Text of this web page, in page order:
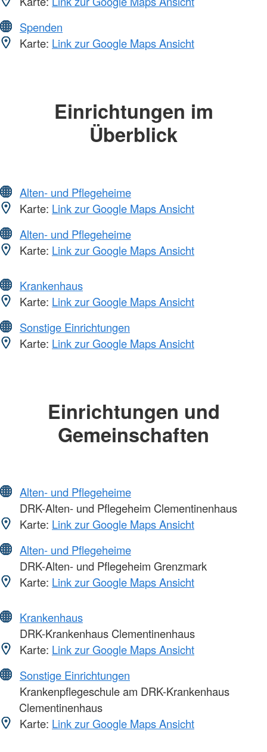
Spenden
Karte: Link zur Google Maps Ansicht
Einrichtungen im
Überblick
Alten- und Pflegeheime
Karte: Link zur Google Maps Ansicht
Alten- und Pflegeheime
Karte: Link zur Google Maps Ansicht
Krankenhaus
Karte: Link zur Google Maps Ansicht
Sonstige Einrichtungen
Karte: Link zur Google Maps Ansicht
Einrichtungen und
Gemeinschaften
Alten- und Pflegeheime
DRK-Alten- und Pflegeheim Clementinenhaus
Karte: Link zur Google Maps Ansicht
Alten- und Pflegeheime
DRK-Alten- und Pflegeheim Grenzmark
Karte: Link zur Google Maps Ansicht
Krankenhaus
DRK-Krankenhaus Clementinenhaus
Karte: Link zur Google Maps Ansicht
Sonstige Einrichtungen
Krankenpflegeschule am DRK-Krankenhaus
Clementinenhaus
Karte: Link zur Google Maps Ansicht